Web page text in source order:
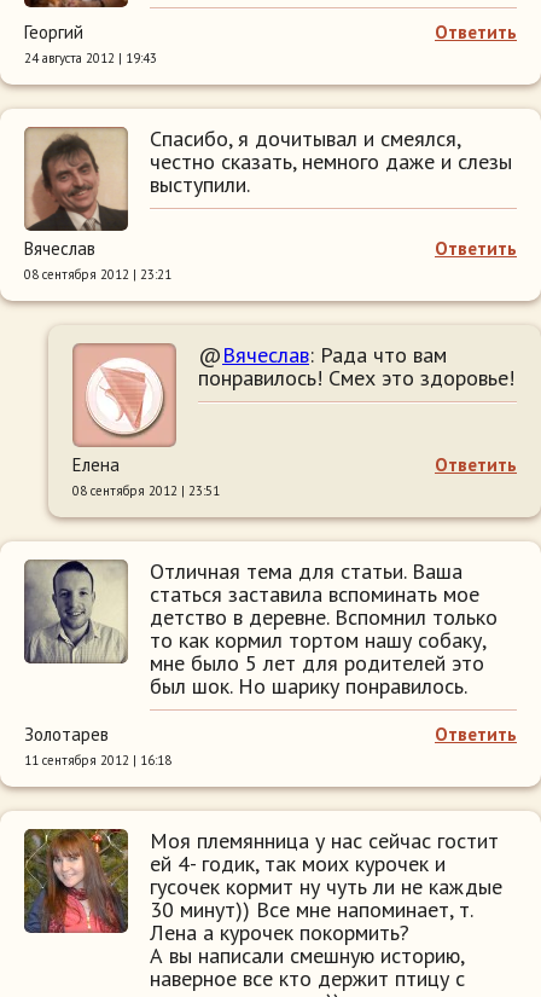
Ответить
Георгий
24 августа 2012 | 19:43
Спасибо, я дочитывал и смеялся,
честно сказать, немного даже и слезы
выступили.
Ответить
Вячеслав
08 сентября 2012 | 23:21
@Вячеслав: Рада что вам
понравилось! Смех это здоровье!
Ответить
Елена
08 сентября 2012 | 23:51
Отличная тема для статьи. Ваша
статься заставила вспоминать мое
детство в деревне. Вспомнил только
то как кормил тортом нашу собаку,
мне было 5 лет для родителей это
был шок. Но шарику понравилось.
Ответить
Золотарев
11 сентября 2012 | 16:18
Моя племянница у нас сейчас гостит
ей 4- годик, так моих курочек и
гусочек кормит ну чуть ли не каждые
30 минут)) Все мне напоминает, т.
Лена а курочек покормить?
А вы написали смешную историю,
наверное все кто держит птицу с